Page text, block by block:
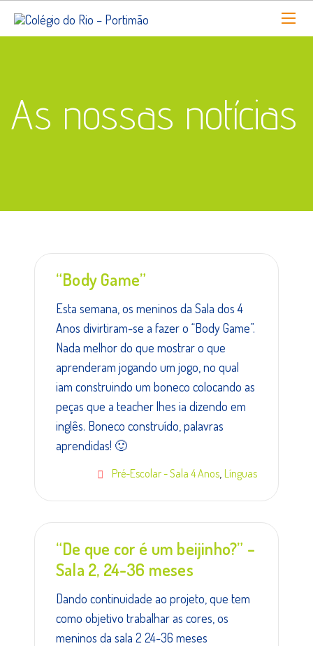
As nossas notícias
“Body Game”
Esta semana, os meninos da Sala dos 4
Anos divirtiram-se a fazer o “Body Game”.
Nada melhor do que mostrar o que
aprenderam jogando um jogo, no qual
iam construindo um boneco colocando as
peças que a teacher lhes ia dizendo em
inglês. Boneco construído, palavras
aprendidas! 🙂
Pré-Escolar - Sala 4 Anos Línguas
“De que cor é um beijinho?” –
Sala 2, 24-36 meses
Dando continuidade ao projeto, que tem
como objetivo trabalhar as cores, os
meninos da sala 2 24-36 meses